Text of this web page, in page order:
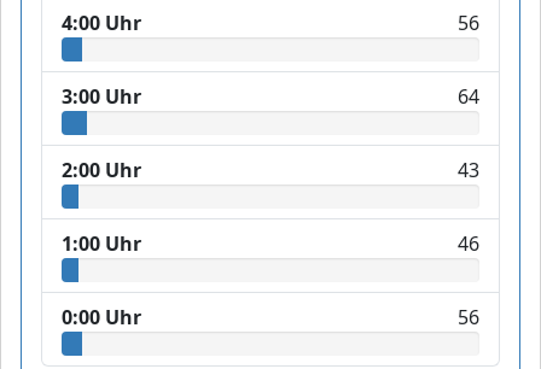
4:00 Uhr 56
3:00 Uhr 64
2:00 Uhr 43
1:00 Uhr 46
0:00 Uhr 56